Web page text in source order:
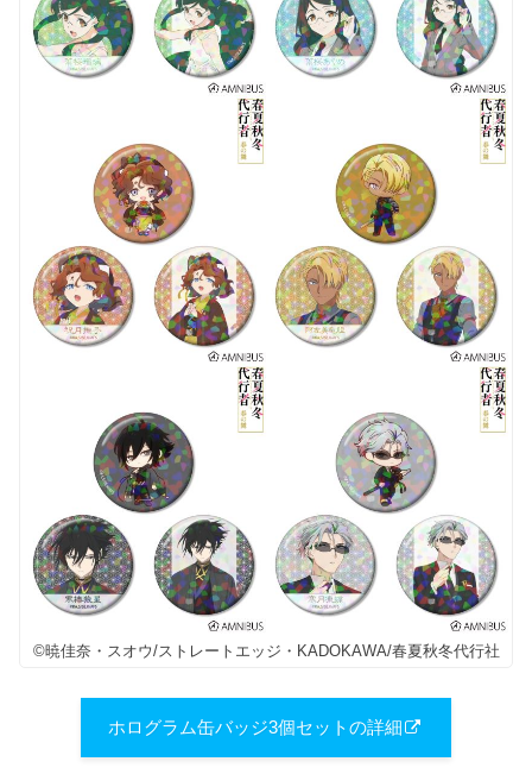
©暁佳奈・スオウ/ストレートエッジ・KADOKAWA/春夏秋冬代行社
ホログラム缶バッジ3個セットの詳細